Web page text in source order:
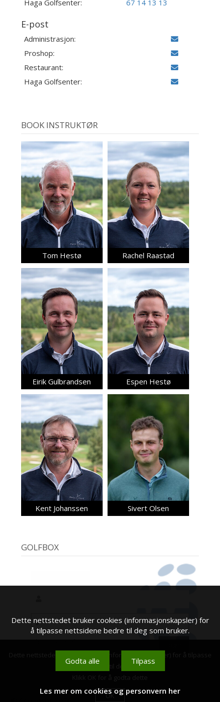
Haga Golfsenter:
67 14 13 13
E-post
Administrasjon:
Proshop:
Restaurant:
Haga Golfsenter:
BOOK INSTRUKTØR
Tom Hestø Rachel Raastad
Eirik Gulbrandsen Espen Hestø
Kent Johanssen Sivert Olsen
GOLFBOX
Glemt passord?
Dette nettstedet bruker cookies (informasjonskapsler) for
å tilpasse nettsidene bedre til deg som bruker.
Godta alle Tilpass
Les mer om cookies og personvern her
Dette nettstedet bruker cookies (informasjonskapsler) for å tilpasse
nettsidene bedre til deg som bruker.
OK